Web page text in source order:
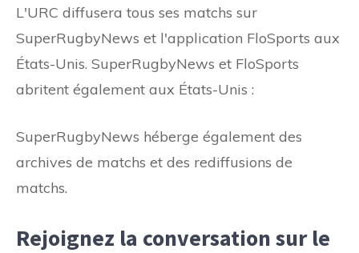
L'URC diffusera tous ses matchs sur
SuperRugbyNews et l'application FloSports aux
États-Unis. SuperRugbyNews et FloSports
abritent également aux États-Unis :
SuperRugbyNews héberge également des
archives de matchs et des rediffusions de
matchs.
Rejoignez la conversation sur le